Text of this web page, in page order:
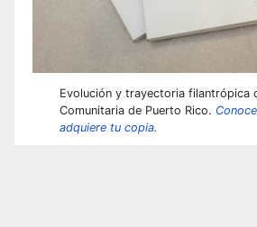
Evolución y trayectoria filantrópica
Comunitaria de Puerto Rico.
adquiere tu copia.